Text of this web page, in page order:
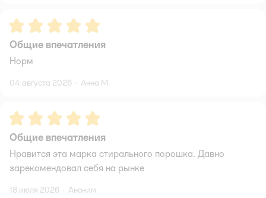
Рейтинг:5
Общие впечатления
Норм
04 августа 2026 · Анна М.
Рейтинг:5
Общие впечатления
Нравится эта марка стирального порошка. Давно
зарекомендовал себя на рынке
18 июля 2026 · Аноним